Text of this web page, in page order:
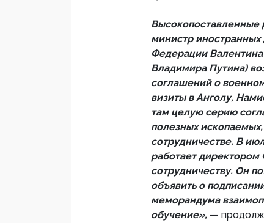
Высокопоставленные
министр иностранных
Федерации
Владимира Путина)
соглашений о
визиты в Анголу,
там целую серию
полезных
сотрудничестве. В
работает
сотрудничеству. Он
объявить о
меморандума
обучение», —